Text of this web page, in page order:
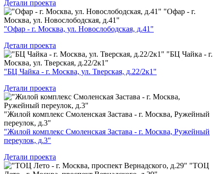
Детали проекта
"Офар - г.
Москва, ул. Новослободская, д.41"
"Офар - г. Москва, ул. Новослободская, д.41"
Детали проекта
"БЦ Чайка - г.
Москва, ул. Тверская, д.22/2к1"
"БЦ Чайка - г. Москва, ул. Тверская, д.22/2к1"
Детали проекта
"Жилой комплекс Смоленская Застава - г. Москва, Ружейный
переулок, д.3"
"Жилой комплекс Смоленская Застава - г. Москва, Ружейный
переулок, д.3"
Детали проекта
"ТОЦ